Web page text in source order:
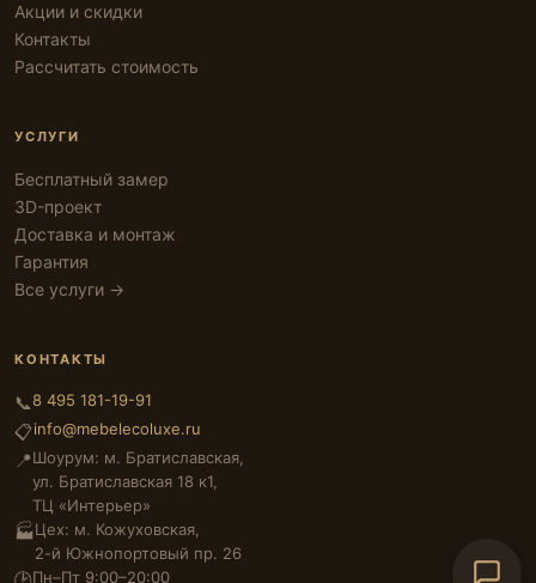
Акции и скидки
Контакты
Рассчитать стоимость
УСЛУГИ
Бесплатный замер
3D-проект
Доставка и монтаж
Гарантия
Все услуги →
КОНТАКТЫ
📞8 495 181-19-91
📋info@mebelecoluxe.ru
📍Шоурум: м. Братиславская,
ул. Братиславская 18 к1,
ТЦ «Интерьер»
🏭Цех: м. Кожуховская,
2-й Южнопортовый пр. 26
Пн–Пт 9:00–20:00